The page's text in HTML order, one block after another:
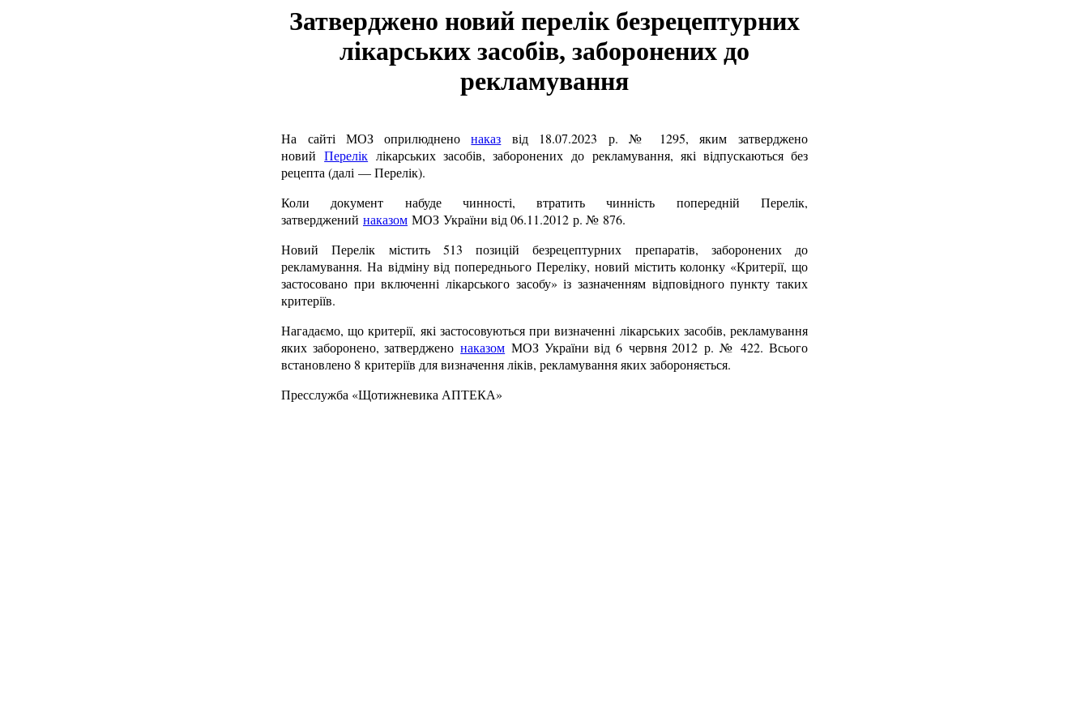
Затверджено новий перелік безрецептурних
лікарських засобів, заборонених до
рекламування
На сайті МОЗ оприлюдненонаказ від 18.07.2023 р. № 1295, яким затверджено
новийПерелік лікарських засобів, заборонених до рекламування, які відпускаються без
рецепта (далі — Перелік).
Коли документ набуде чинності, втратить чинність попередній Перелік,
затверджений наказом МОЗ України від 06.11.2012 р. № 876.
Новий Перелік містить 513 позицій безрецептурних препаратів, заборонених до
рекламування. На відміну від попереднього Переліку, новий містить колонку «Критерії, що
застосовано при включенні лікарського засобу» із зазначенням відповідного пункту таких
критеріїв.
Нагадаємо, що критерії, які застосовуються при визначенні лікарських засобів, рекламування
яких заборонено, затвердженонаказом МОЗ України від 6 червня 2012 р. № 422. Всього
встановлено 8 критеріїв для визначення ліків, рекламування яких забороняється.
Пресслужба «Щотижневика АПТЕКА»